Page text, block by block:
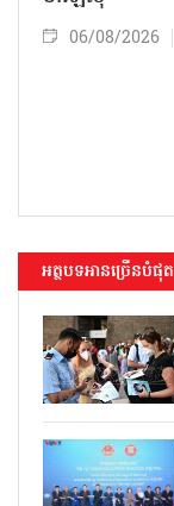
06/08/2026
អត្ថបទអានច្រើនបំផុត